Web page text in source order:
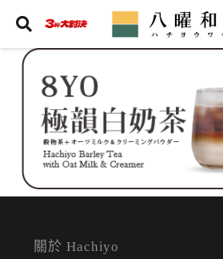
關於 Hachiyo